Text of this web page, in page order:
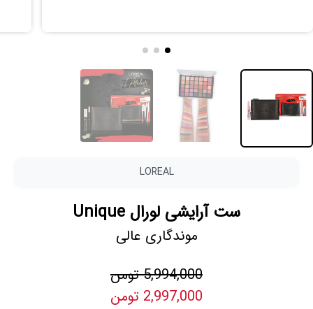
LOREAL
ست آرایشی لورال Unique
موندگاری عالی
5,994,000 تومن
2,997,000 تومن